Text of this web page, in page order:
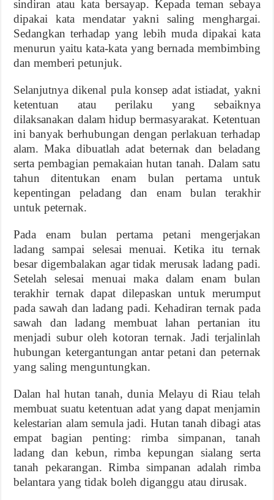
sindiran atau kata bersayap. Kepada teman sebaya
dipakai kata mendatar yakni saling menghargai.
Sedangkan terhadap yang lebih muda dipakai kata
menurun yaitu kata-kata yang bernada membimbing
dan memberi petunjuk.
Selanjutnya dikenal pula konsep adat istiadat, yakni
ketentuan atau perilaku yang sebaiknya
dilaksanakan dalam hidup bermasyarakat. Ketentuan
ini banyak berhubungan dengan perlakuan terhadap
alam. Maka dibuatlah adat beternak dan beladang
serta pembagian pemakaian hutan tanah. Dalam satu
tahun ditentukan enam bulan pertama untuk
kepentingan peladang dan enam bulan terakhir
untuk peternak.
Pada enam bulan pertama petani mengerjakan
ladang sampai selesai menuai. Ketika itu ternak
besar digembalakan agar tidak merusak ladang padi.
Setelah selesai menuai maka dalam enam bulan
terakhir ternak dapat dilepaskan untuk merumput
pada sawah dan ladang padi. Kehadiran ternak pada
sawah dan ladang membuat lahan pertanian itu
menjadi subur oleh kotoran ternak. Jadi terjalinlah
hubungan ketergantungan antar petani dan peternak
yang saling menguntungkan.
Dalan hal hutan tanah, dunia Melayu di Riau telah
membuat suatu ketentuan adat yang dapat menjamin
kelestarian alam semula jadi. Hutan tanah dibagi atas
empat bagian penting: rimba simpanan, tanah
ladang dan kebun, rimba kepungan sialang serta
tanah pekarangan. Rimba simpanan adalah rimba
belantara yang tidak boleh diganggu atau dirusak.